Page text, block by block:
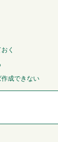
く
作成できない